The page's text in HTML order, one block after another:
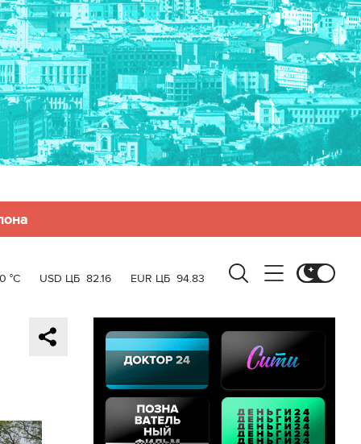
°C USD ЦБ 82.16 EUR ЦБ 94.83